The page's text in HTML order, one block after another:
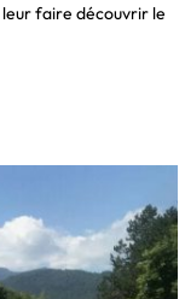
leur faire découvrir le